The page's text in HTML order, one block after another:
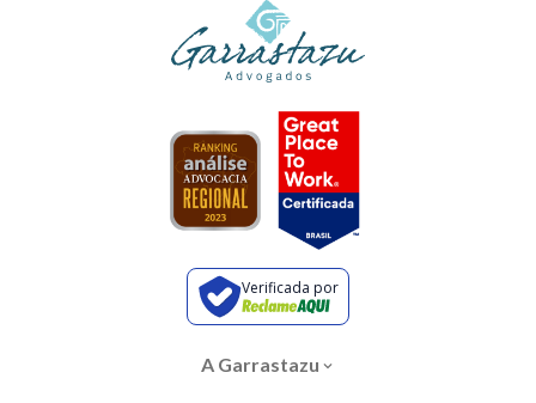
Verificada por
A Garrastazu